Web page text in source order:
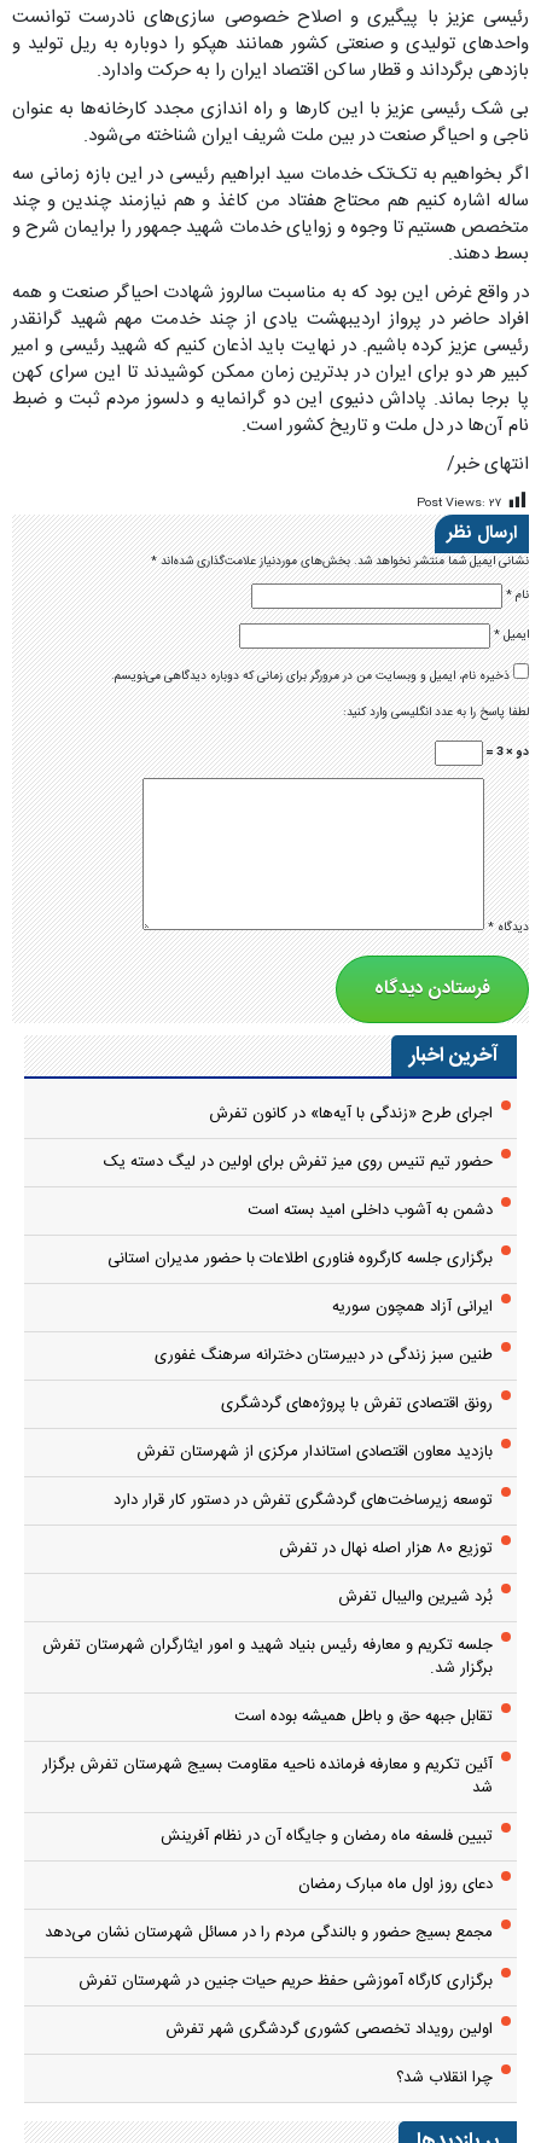
رئیسی عزیز با پیگیری و اصلاح خصوصی سازی‌های نادرست توانست
واحدهای تولیدی و صنعتی کشور همانند هپکو را دوباره به ریل تولید و
بازدهی برگرداند و قطار ساکن اقتصاد ایران را به حرکت وادارد.
بی شک رئیسی عزیز با این کارها و راه اندازی مجدد کارخانه‌ها به عنوان
ناجی و احیاگر صنعت در بین ملت شریف ایران شناخته می‌شود.
اگر بخواهیم به تک‌تک خدمات سید ابراهیم رئیسی در این بازه زمانی سه
ساله اشاره کنیم هم محتاج هفتاد من کاغذ و هم نیازمند چندین و چند
متخصص هستیم تا وجوه و زوایای خدمات شهید جمهور را برایمان شرح و
بسط دهند.
در واقع غرض این بود که به مناسبت سالروز شهادت احیاگر صنعت و همه
افراد حاضر در پرواز اردیبهشت یادی از چند خدمت مهم شهید گرانقدر
رئیسی عزیز کرده باشیم. در نهایت باید اذعان کنیم که شهید رئیسی و امیر
کبیر هر دو برای ایران در بدترین زمان ممکن کوشیدند تا این سرای کهن
پا برجا بماند. پاداش دنیوی این دو گرانمایه و دلسوز مردم ثبت و ضبط
نام آن‌ها در دل ملت و تاریخ کشور است.
انتهای خبر/
Post Views: ۲۷
ارسال نظر
نشانی ایمیل شما منتشر نخواهد شد.بخش‌های موردنیاز علامت‌گذاری شده‌اند*
نام*
ایمیل*
ذخیره نام، ایمیل و وبسایت من در مرورگر برای زمانی که دوباره دیدگاهی می‌نویسم.
لطفا پاسخ را به عدد انگلیسی وارد کنید:
دو × 3 =
دیدگاه*
آخرین اخبار
اجرای طرح «زندگی با آیه‌ها» در کانون تفرش
حضور تیم تنیس روی میز تفرش برای اولین در لیگ دسته یک
دشمن به آشوب داخلی امید بسته است
برگزاری جلسه کارگروه فناوری اطلاعات با حضور مدیران استانی
ایرانی آزاد همچون سوریه
طنین سبز زندگی در دبیرستان دخترانه سرهنگ غفوری
رونق اقتصادی تفرش با پروژه‌های گردشگری
بازدید معاون اقتصادی استاندار مرکزی از شهرستان تفرش
توسعه زیرساخت‌های گردشگری تفرش در دستور کار قرار دارد
توزیع ۸۰ هزار اصله نهال در تفرش
بُرد شیرین والیبال تفرش
جلسه تکریم و معارفه رئیس بنیاد شهید و امور ایثارگران شهرستان تفرش
برگزار شد.
تقابل جبهه حق و باطل همیشه بوده است
آئین تکریم و معارفه فرمانده ناحیه مقاومت بسیج شهرستان تفرش برگزار
شد
تبیین فلسفه ماه رمضان و جایگاه آن در نظام آفرینش
دعای روز اول ماه مبارک رمضان
مجمع بسیج حضور و بالندگی مردم را در مسائل شهرستان نشان می‌دهد
برگزاری کارگاه آموزشی حفظ حریم حیات جنین در شهرستان تفرش
اولین رویداد تخصصی کشوری گردشگری شهر تفرش
چرا انقلاب شد؟